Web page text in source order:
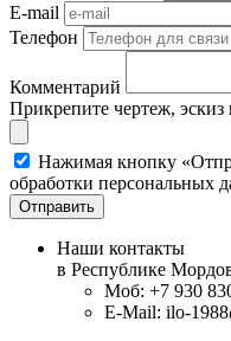
E-mail
Телефон
Комментарий
Прикрепите чертеж,
Нажимая кнопку
обработки персональных
Отправить
Наши контакты
в Республике
Моб: +7 930
E-Mail: ilo-